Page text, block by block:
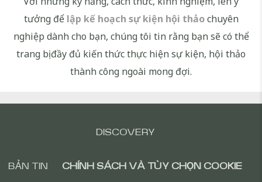
tưởng đểlập kế hoạch sự kiện hội thảochuyên
nghiệp dành cho bạn, chúng tôi tin rằng bạn sẽ có thể
trang bị đầy đủ kiến thức thực hiện sự kiện, hội thảo
thành công ngoài mong đợi.
DISCOVERY
BẢN TIN CHÍNH SÁCH VÀ TÙY CHỌN COOKIE